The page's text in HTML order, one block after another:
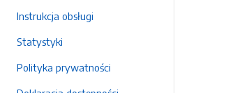
Instrukcja obsługi
Statystyki
Polityka prywatności